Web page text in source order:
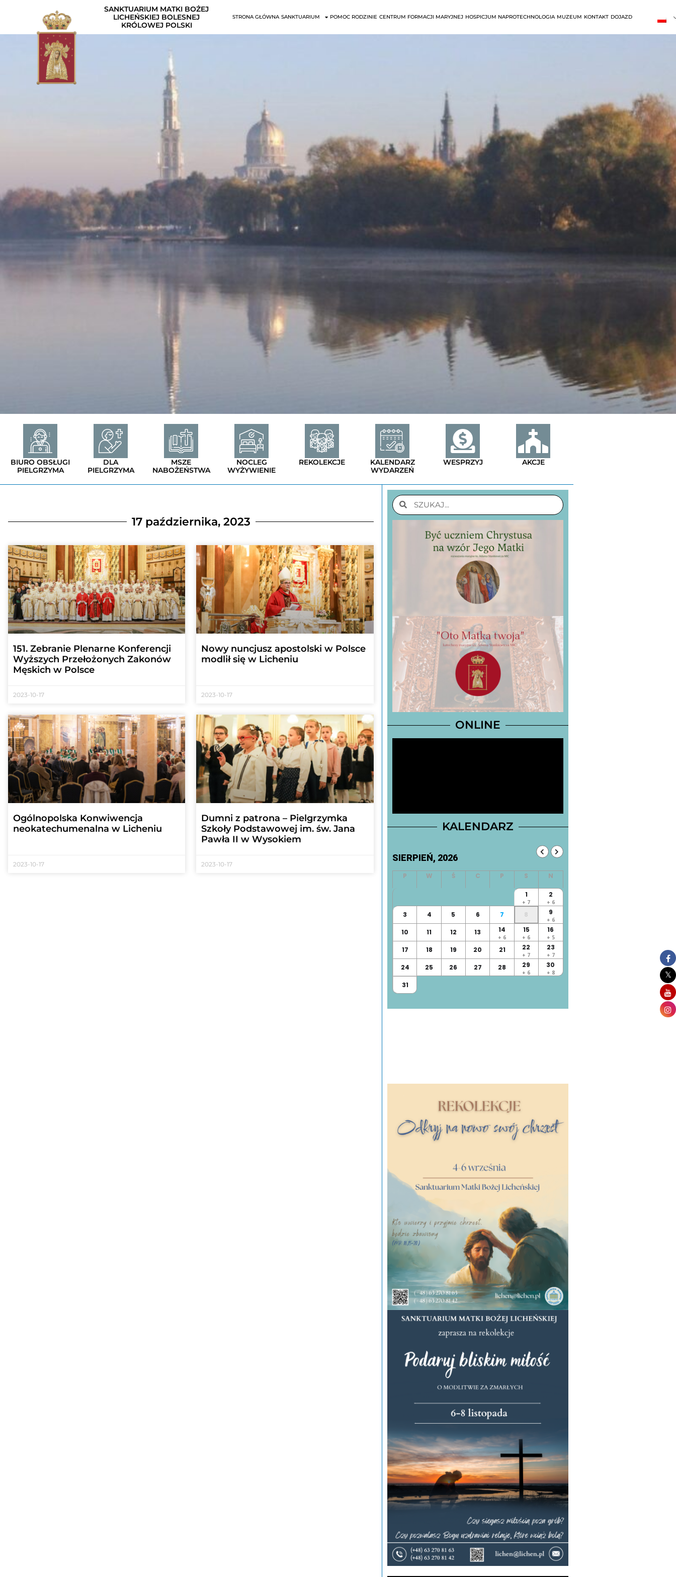
SANKTUARIUM MATKI BOŻEJ
LICHEŃSKIEJ BOLESNEJ
KRÓLOWEJ POLSKI
STRONA GŁÓWNA SANKTUARIUM POMOC RODZINIE CENTRUM FORMACJI MARYJNEJ HOSPICJUM NAPROTECHNOLOGIA MUZEUM KONTAKT DOJAZD
BIURO OBSŁUGI
PIELGRZYMA
DLA
PIELGRZYMA
MSZE
NABOŻEŃSTWA
NOCLEG
WYŻYWIENIE
REKOLEKCJE
KALENDARZ
WYDARZEŃ
WESPRZYJ AKCJE
17 października, 2023
151. Zebranie Plenarne Konferencji
Wyższych Przełożonych Zakonów
Męskich w Polsce
2023-10-17
Nowy nuncjusz apostolski w Polsce
modlił się w Licheniu
2023-10-17
Ogólnopolska Konwiwencja
neokatechumenalna w Licheniu
2023-10-17
Dumni z patrona – Pielgrzymka
Szkoły Podstawowej im. św. Jana
Pawła II w Wysokiem
2023-10-17
ONLINE
KALENDARZ
SIERPIEŃ, 2026
1
+ 7
2
+ 6
3 4 5 6 7 8 9
+ 6
10 11 12 13 14
+ 6
15
+ 6
16
+ 5
17 18 19 20 21 22
+ 7
23
+ 7
24 25 26 27 28 29
+ 6
30
+ 8
31